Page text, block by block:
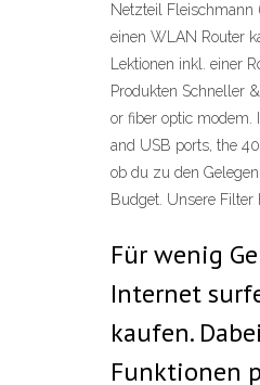
Netzteil Fleischmann
einen WLAN Router
Lektionen inkl. einer
Produkten Schneller
or fiber optic modem.
and USB ports, the
ob du zu den
Budget. Unsere Filter
Für wenig
Internet
kaufen.
Funktionen